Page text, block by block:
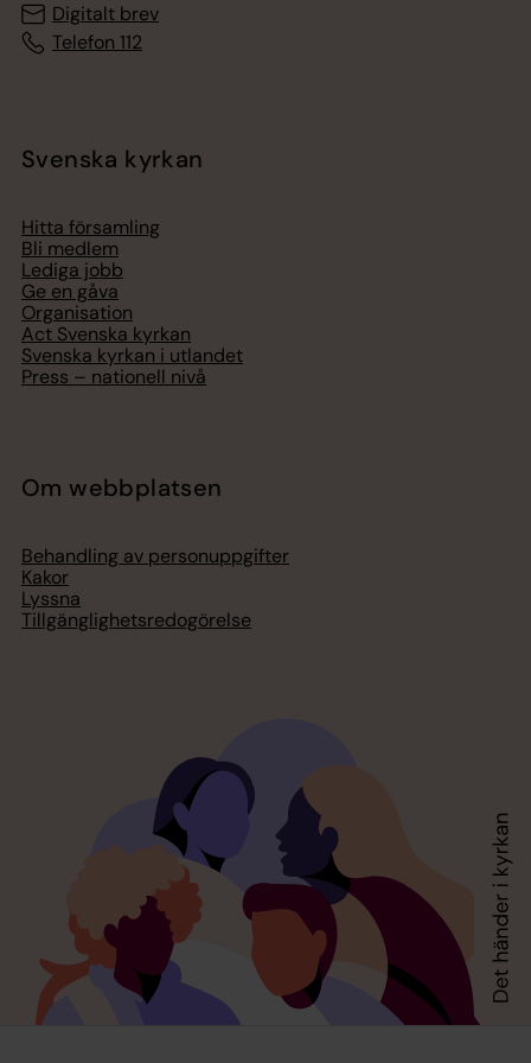
Digitalt brev
Telefon 112
Svenska kyrkan
Hitta församling
Bli medlem
Lediga jobb
Ge en gåva
Organisation
Act Svenska kyrkan
Svenska kyrkan i utlandet
Press – nationell nivå
Om webbplatsen
Behandling av personuppgifter
Kakor
Lyssna
Tillgänglighetsredogörelse